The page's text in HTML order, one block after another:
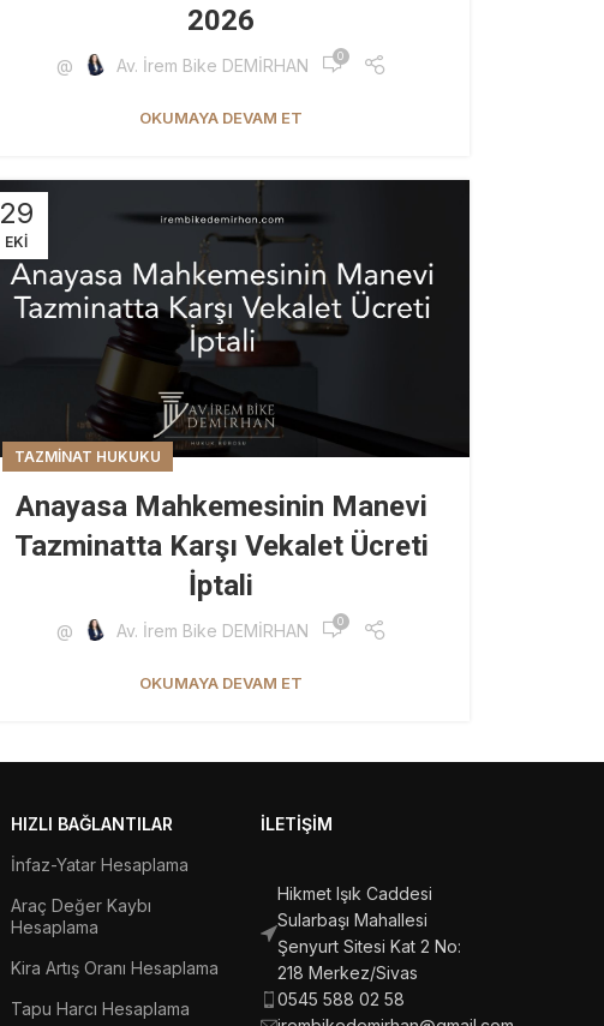
2026
@ Av. İrem Bike DEMİRHAN 0
OKUMAYA DEVAM ET
29
EKI
TAZMINAT HUKUKU
Anayasa Mahkemesinin Manevi
Tazminatta Karşı Vekalet Ücreti
İptali
@ Av. İrem Bike DEMİRHAN 0
OKUMAYA DEVAM ET
HIZLI BAĞLANTILAR
İnfaz-Yatar Hesaplama
Araç Değer Kaybı
Hesaplama
Kira Artış Oranı Hesaplama
Tapu Harcı Hesaplama
İLETIŞIM
Hikmet Işık Caddesi
Sularbaşı Mahallesi
Şenyurt Sitesi Kat 2 No:
218 Merkez/Sivas
0545 588 02 58